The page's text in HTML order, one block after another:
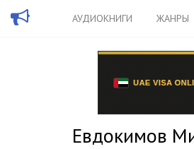
АУДИОКНИГИ ЖАНРЫ
Евдокимов